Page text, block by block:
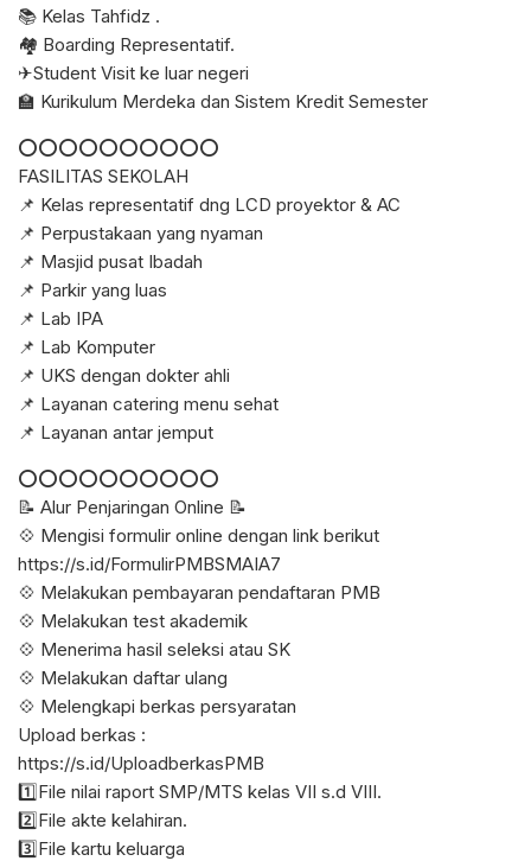
📚 Kelas Tahfidz .
🏘 Boarding Representatif.
✈Student Visit ke luar negeri
🏫 Kurikulum Merdeka dan Sistem Kredit Semester
⭕⭕⭕⭕⭕⭕⭕⭕⭕⭕
FASILITAS SEKOLAH
📌 Kelas representatif dng LCD proyektor & AC
📌 Perpustakaan yang nyaman
📌 Masjid pusat Ibadah
📌 Parkir yang luas
📌 Lab IPA
📌 Lab Komputer
📌 UKS dengan dokter ahli
📌 Layanan catering menu sehat
📌 Layanan antar jemput
⭕⭕⭕⭕⭕⭕⭕⭕⭕⭕
📝 Alur Penjaringan Online 📝
💠 Mengisi formulir online dengan link berikut
https://s.id/FormulirPMBSMAIA7
💠 Melakukan pembayaran pendaftaran PMB
💠 Melakukan test akademik
💠 Menerima hasil seleksi atau SK
💠 Melakukan daftar ulang
💠 Melengkapi berkas persyaratan
Upload berkas :
https://s.id/UploadberkasPMB
1️⃣File nilai raport SMP/MTS kelas VII s.d VIII.
2️⃣File akte kelahiran.
3️⃣File kartu keluarga